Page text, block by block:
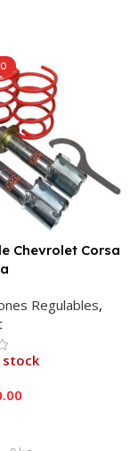
Chevrolet Corsa
Regulables,
stock